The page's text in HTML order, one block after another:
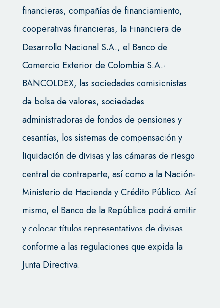
financieras, compañías de financiamiento,
cooperativas financieras, la Financiera de
Desarrollo Nacional S.A., el Banco de
Comercio Exterior de Colombia S.A.-
BANCOLDEX, las sociedades comisionistas
de bolsa de valores, sociedades
administradoras de fondos de pensiones y
cesantías, los sistemas de compensación y
liquidación de divisas y las cámaras de riesgo
central de contraparte, así como a la Nación-
Ministerio de Hacienda y Crédito Público. Así
mismo, el Banco de la República podrá emitir
y colocar títulos representativos de divisas
conforme a las regulaciones que expida la
Junta Directiva.